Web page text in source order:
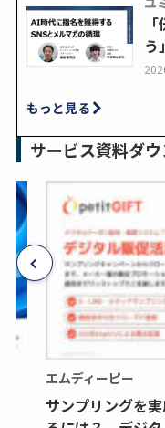
う
もっと見る
サービス資料ダ
エムディーピー
サンプリングを